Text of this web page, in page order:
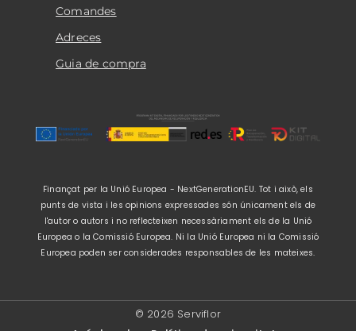
Comandes
Adreces
Guia de compra
Finançat per la Unió Europea - NextGenerationEU. Tot i això, els
punts de vista i les opinions expressades són únicament els de
l'autor o autors i no reflecteixen necessàriament els de la Unió
Europea o la Comissió Europea. Ni la Unió Europea ni la Comissió
Europea poden ser considerades responsables de les mateixes.
© 2026 Serviflor